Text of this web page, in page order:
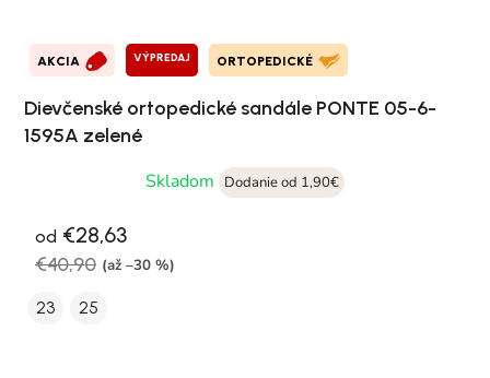
AKCIA VÝPREDAJ ORTOPEDICKÉ
Dievčenské ortopedické sandále PONTE 05-6-
1595A zelené
Skladom
Dodanie od 1,90€
od €28,63
€40,90 (až –30 %)
23 25